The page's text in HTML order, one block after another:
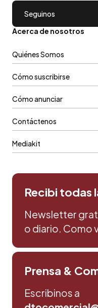
Seguinos
Acerca de nosotros
Quiénes Somos
Cómo suscribirse
Cómo anunciar
Contáctenos
Mediakit
Recibi todas
Newsletter
o diario. Como
Prensa &
Escribinos a